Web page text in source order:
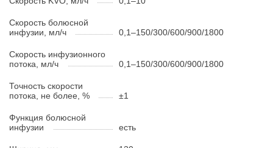
Скорость болюсной
инфузии, мл/ч
0,1–150/300/600/900/1800
Скорость инфузионного
потока, мл/ч
0,1–150/300/600/900/1800
Точность скорости
потока, не более, %
±1
Функция болюсной
инфузии
есть